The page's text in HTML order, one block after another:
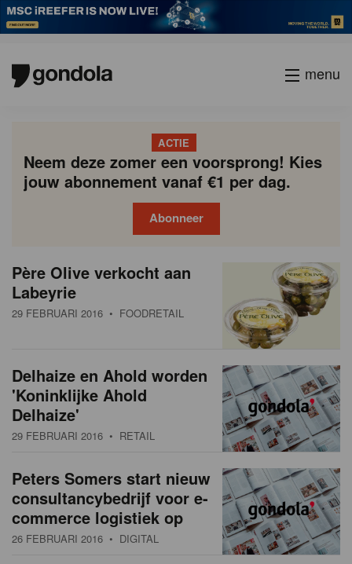
menu
ACTIE
Neem deze zomer een voorsprong! Kies
jouw abonnement vanaf €1 per dag.
Abonneer
N
e
w
s
o
v
e
Père Olive verkocht aan
Labeyrie
29 FEBRUARI 2016 • FOODRETAIL
Delhaize en Ahold worden
'Koninklijke Ahold
Delhaize'
29 FEBRUARI 2016 • RETAIL
Peters Somers start nieuw
consultancybedrijf voor e-
commerce logistiek op
26 FEBRUARI 2016 • DIGITAL
P
a
g
a
t
i
o
Vorige
Page
Page
Page
Page
Current
page
Page
Page
Page
Page
Volgende
academy
society